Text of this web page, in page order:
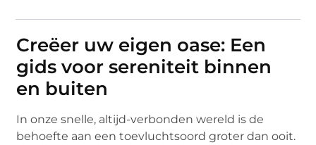
Creëer uw eigen oase: Een
gids voor sereniteit binnen
en buiten
In onze snelle, altijd-verbonden wereld is de
behoefte aan een toevluchtsoord groter dan ooit.